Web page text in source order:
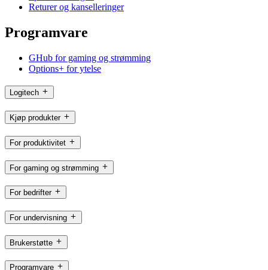
Returer og kanselleringer
Programvare
GHub for gaming og strømming
Options+ for ytelse
Logitech
Kjøp produkter
For produktivitet
For gaming og strømming
For bedrifter
For undervisning
Brukerstøtte
Programvare